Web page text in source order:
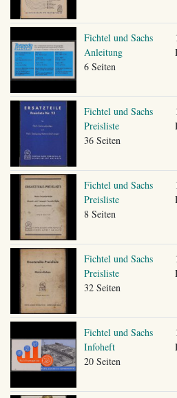
Fichtel und Sachs
Anleitung
6 Seiten
Fichtel und Sachs
Preisliste
36 Seiten
Fichtel und Sachs
Preisliste
8 Seiten
Fichtel und Sachs
Preisliste
32 Seiten
Fichtel und Sachs
Infoheft
20 Seiten